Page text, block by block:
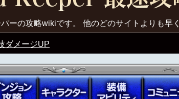
ーの攻略wikiです。 他のどのサイトよりも早
ダメージUP